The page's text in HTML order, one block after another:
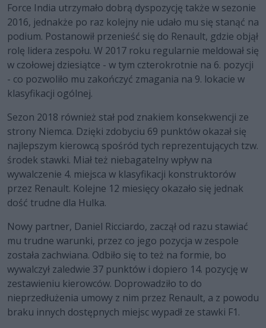
Force India utrzymało dobrą dyspozycję także w sezonie
2016, jednakże po raz kolejny nie udało mu się stanąć na
podium. Postanowił przenieść się do Renault, gdzie objął
rolę lidera zespołu. W 2017 roku regularnie meldował się
w czołowej dziesiątce - w tym czterokrotnie na 6. pozycji
- co pozwoliło mu zakończyć zmagania na 9. lokacie w
klasyfikacji ogólnej.
Sezon 2018 również stał pod znakiem konsekwencji ze
strony Niemca. Dzięki zdobyciu 69 punktów okazał się
najlepszym kierowcą spośród tych reprezentujących tzw.
środek stawki. Miał też niebagatelny wpływ na
wywalczenie 4. miejsca w klasyfikacji konstruktorów
przez Renault. Kolejne 12 miesięcy okazało się jednak
dość trudne dla Hulka.
Nowy partner, Daniel Ricciardo, zaczął od razu stawiać
mu trudne warunki, przez co jego pozycja w zespole
została zachwiana. Odbiło się to też na formie, bo
wywalczył zaledwie 37 punktów i dopiero 14. pozycję w
zestawieniu kierowców. Doprowadziło to do
nieprzedłużenia umowy z nim przez Renault, a z powodu
braku innych dostępnych miejsc wypadł ze stawki F1.